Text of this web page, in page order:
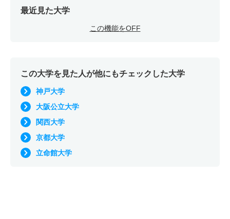
最近見た大学
この機能をOFF
この大学を見た人が他にもチェックした大学
神戸大学
大阪公立大学
関西大学
京都大学
立命館大学